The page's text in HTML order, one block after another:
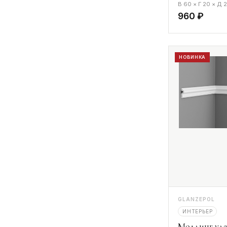
В 60 × Г 20 × Д
960 ₽
НОВИНКА
GLANZEPOL
ИНТЕРЬЕР